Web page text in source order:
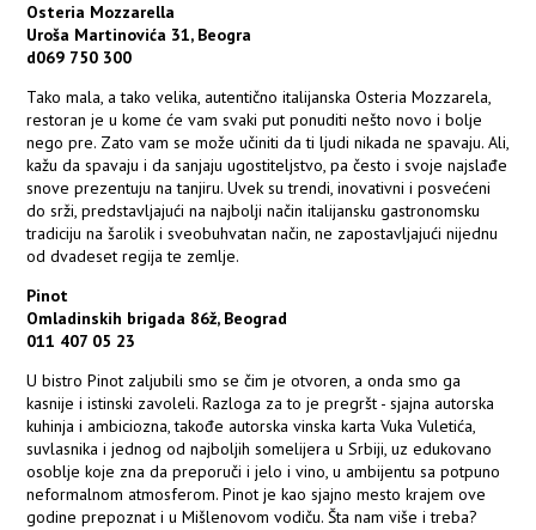
Osteria Mozzarella
Uroša Martinovića 31, Beogra
d069 750 300
Tako mala, a tako velika, autentično italijanska Osteria Mozzarela,
restoran je u kome će vam svaki put ponuditi nešto novo i bolje
nego pre. Zato vam se može učiniti da ti ljudi nikada ne spavaju. Ali,
kažu da spavaju i da sanjaju ugostiteljstvo, pa često i svoje najslađe
snove prezentuju na tanjiru. Uvek su trendi, inovativni i posvećeni
do srži, predstavljajući na najbolji način italijansku gastronomsku
tradiciju na šarolik i sveobuhvatan način, ne zapostavljajući nijednu
od dvadeset regija te zemlje.
Pinot
Omladinskih brigada 86ž, Beograd
011 407 05 23
U bistro Pinot zaljubili smo se čim je otvoren, a onda smo ga
kasnije i istinski zavoleli. Razloga za to je pregršt - sjajna autorska
kuhinja i ambiciozna, takođe autorska vinska karta Vuka Vuletića,
suvlasnika i jednog od najboljih somelijera u Srbiji, uz edukovano
osoblje koje zna da preporuči i jelo i vino, u ambijentu sa potpuno
neformalnom atmosferom. Pinot je kao sjajno mesto krajem ove
godine prepoznat i u Mišlenovom vodiču. Šta nam više i treba?